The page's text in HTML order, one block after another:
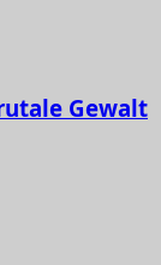
Gewalt